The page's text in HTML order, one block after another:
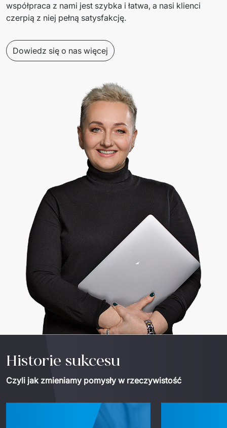
współpraca z nami jest szybka i łatwa, a nasi klienci
czerpią z niej pełną satysfakcję.
Dowiedz się o nas więcej
Historie sukcesu
Czyli jak zmieniamy pomysły w rzeczywistość